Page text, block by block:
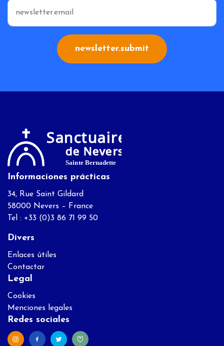
*
newsletter.submit
Informaciones prácticas
34, Rue Saint Gildard
58000 Nevers – France
Tel : +33 (0)3 86 71 99 50
Divers
Enlaces útiles
Contactar
Legal
Cookies
Menciones legales
Redes sociales